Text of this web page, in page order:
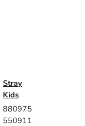
Stray
Kids
880975
550911